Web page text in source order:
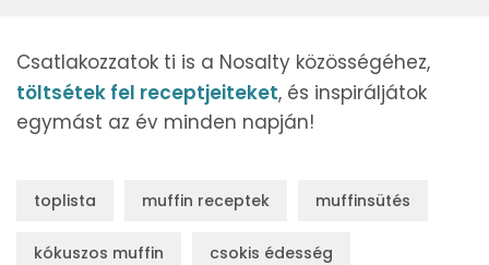
Csatlakozzatok ti is a Nosalty közösségéhez,
töltsétek fel receptjeiteket, és inspiráljátok
egymást az év minden napján!
toplista muffin receptek muffinsütés
kókuszos muffin csokis édesség